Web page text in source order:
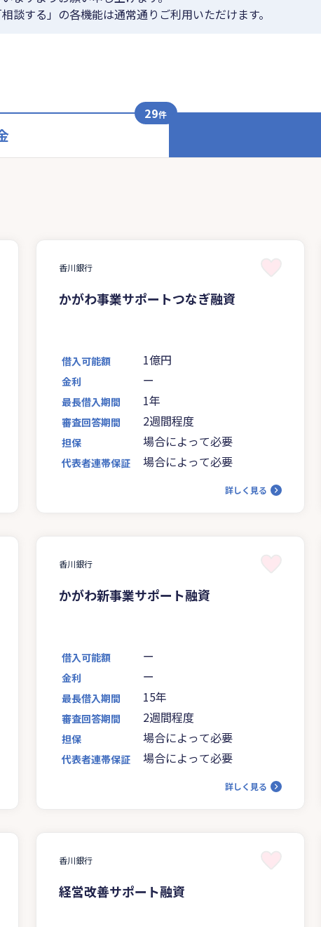
談する」の各機能は通常通りご利用いただけます。
29件
香川銀行
かがわ事業サポートつなぎ融資
借入可能額 1億円
金利 ー
最長借入期間 1年
審査回答期間 2週間程度
担保 場合によって必要
代表者連帯保証 場合によって必要
詳しく見る
香川銀行
かがわ新事業サポート融資
借入可能額 ー
金利 ー
最長借入期間 15年
審査回答期間 2週間程度
担保 場合によって必要
代表者連帯保証 場合によって必要
詳しく見る
香川銀行
経営改善サポート融資